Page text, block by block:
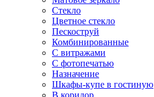
Стекло
Цветное стекло
Пескоструй
Комбинированные
С витражами
С фотопечатью
Назначение
Шкафы-купе в гостиную
В коридор